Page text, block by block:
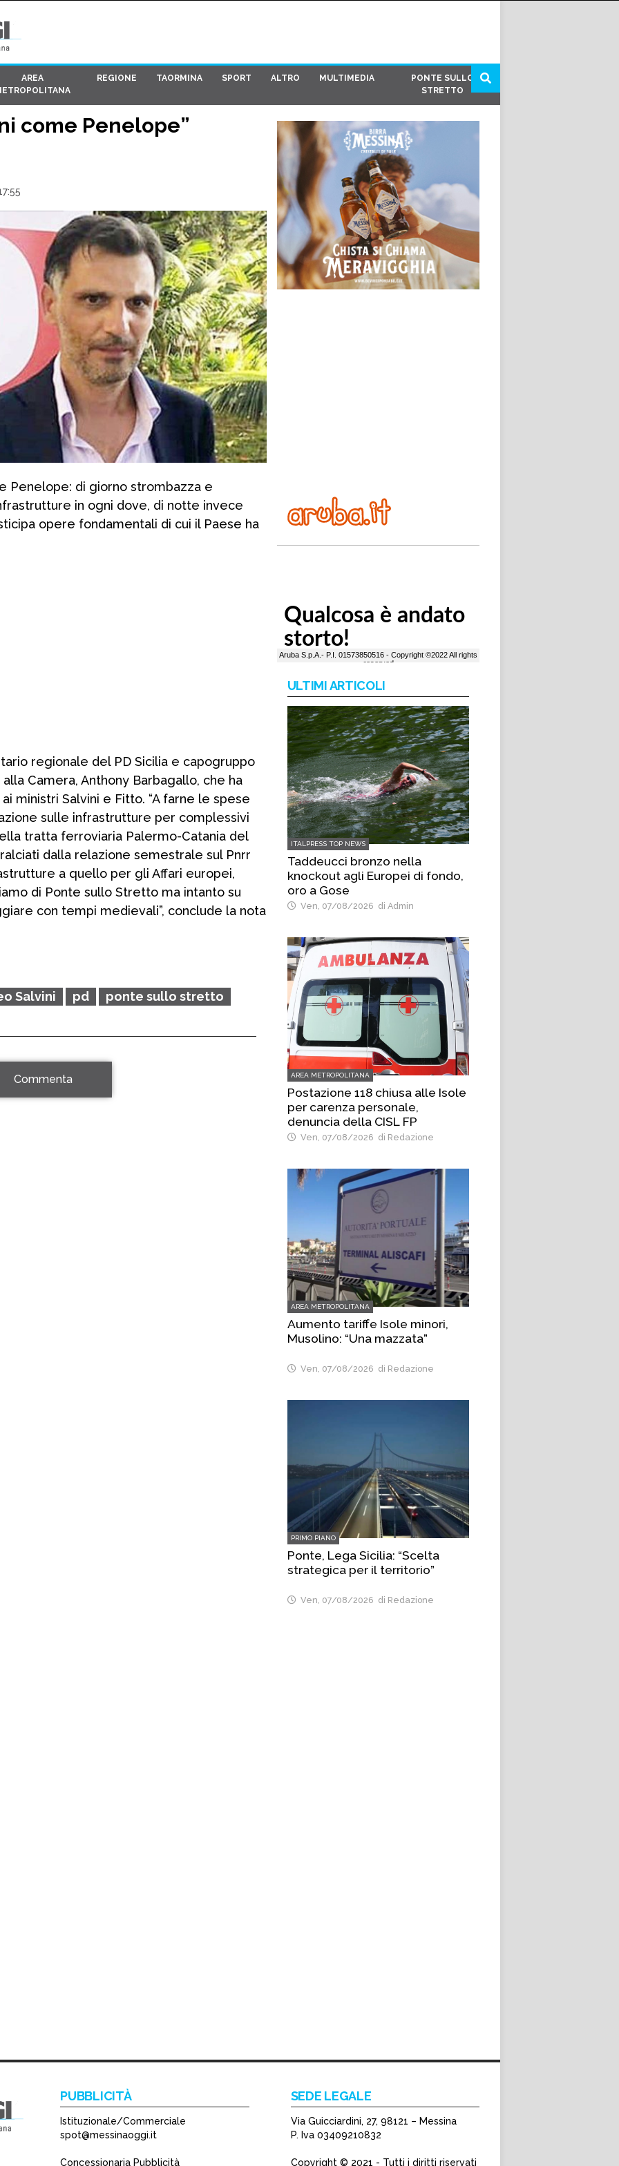
AREA
REGIONE TAORMINA SPORT ALTRO MULTIMEDIA
PONTE SULLO
STRETTO
come Penelope”
Penelope: di giorno strombazza e
in ogni dove, di notte invece
opere fondamentali di cui il Paese ha
regionale del PD Sicilia e capogruppo
Camera, Anthony Barbagallo, che ha
ministri Salvini e Fitto. “A farne le spese
sulle infrastrutture per complessivi
tratta ferroviaria Palermo-Catania del
dalla relazione semestrale sul Pnrr
a quello per gli Affari europei,
di Ponte sullo Stretto ma intanto su
con tempi medievali”, conclude la nota
Salvini pd ponte sullo stretto
Commenta
ULTIMI ARTICOLI
ITALPRESS TOP NEWS
Taddeucci bronzo nella
knockout agli Europei di fondo,
oro a Gose
Ven, 07/08/2026 di Admin
AREA METROPOLITANA
Postazione 118 chiusa alle Isole
per carenza personale,
denuncia della CISL FP
Ven, 07/08/2026 di Redazione
AREA METROPOLITANA
Aumento tariffe Isole minori,
Musolino: “Una mazzata”
Ven, 07/08/2026 di Redazione
PRIMO PIANO
Ponte, Lega Sicilia: “Scelta
strategica per il territorio”
Ven, 07/08/2026 di Redazione
PUBBLICITÀ
Istituzionale/Commerciale
spot@messinaoggi.it
Concessionaria Pubblicità
SEDE LEGALE
Via Guicciardini, 27, 98121 – Messina
P. Iva 03409210832
Copyright © 2021 - Tutti i diritti riservati